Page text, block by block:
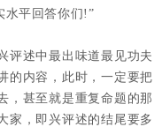
水平回答你们!”
评述中最出味道最见功夫
的内容，此时，一定要把
，甚至就是重复命题的那
家，即兴评述的结尾要多